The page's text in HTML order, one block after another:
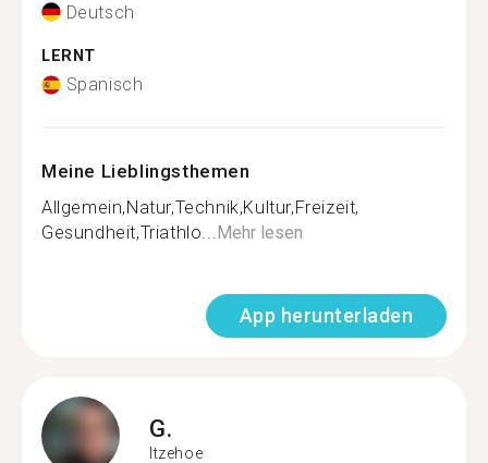
Deutsch
LERNT
Spanisch
Meine Lieblingsthemen
Allgemein,Natur,Technik,Kultur,Freizeit,
Gesundheit,Triathlo...Mehr lesen
App herunterladen
G.
Itzehoe